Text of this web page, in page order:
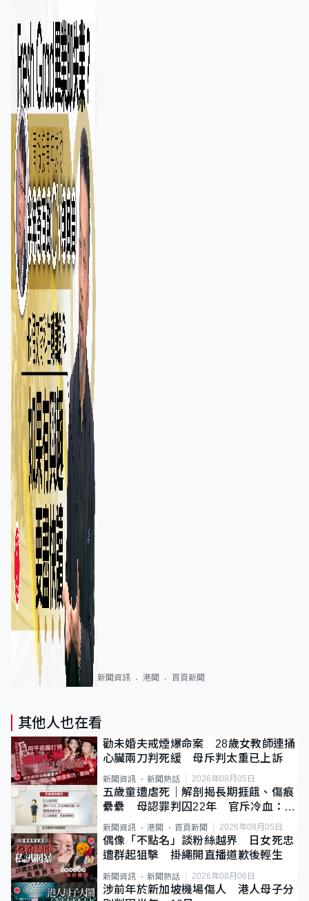
新聞資訊 港聞 首頁新聞
其他人也在看
勸未婚夫戒煙爆命案 28歲女教師連捅
心臟兩刀判死緩 母斥判太重已上訴
新聞資訊 新聞熱話 2026年08月05日
五歲童遭虐死｜解剖揭長期捱餓、傷痕
纍纍 母認罪判囚22年 官斥冷血：同
類案最惡劣
新聞資訊 港聞 首頁新聞 2026年08月05日
偶像「不點名」談粉絲越界 日女死忠
遭群起狙擊 掛繩開直播道歉後輕生
新聞資訊 新聞熱話 2026年08月06日
涉前年於新加坡機場傷人 港人母子分